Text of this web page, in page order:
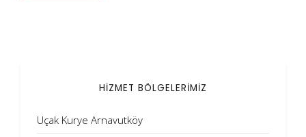
HİZMET BÖLGELERİMİZ
Uçak Kurye Arnavutköy